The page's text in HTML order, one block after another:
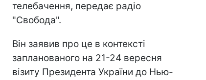
телебачення, передає радіо
"Свобода".
Він заявив про це в контексті
запланованого на 21-24 вересня
візиту Президента України до Нью-